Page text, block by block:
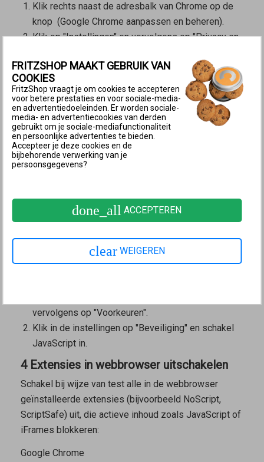
Klik rechts naast de adresbalk van Chrome op de
knop (Google Chrome aanpassen en beheren).
Klik op "Instellingen" en vervolgens op "Privacy en
Klik op "Site-instellingen" en op "JavaScript".
Schakel de optie "Sites kunnen JavaScript
gebruiken" in.
Microsoft Edge
Klik in Edge rechtsboven op de knop
(Instellingen
en meer).
Klik op "Instellingen" en vervolgens op "Cookies en
Apple Safari (iOS)
Open de iOS-instellingen.
Tik op "Safari" en vervolgens helemaal onderaan op
"Geavanceerd".
Schakel JavaScript in.
vervolgens op "Voorkeuren".
Klik in de instellingen op "Beveiliging" en schakel
JavaScript in.
4 Extensies in webbrowser uitschakelen
Schakel bij wijze van test alle in de webbrowser
geïnstalleerde extensies (bijvoorbeeld NoScript,
ScriptSafe) uit, die actieve inhoud zoals JavaScript of
iFrames blokkeren:
Google Chrome
FRITZSHOP MAAKT GEBRUIK VAN
COOKIES
FritzShop vraagt je om cookies te accepteren
voor betere prestaties en voor sociale-media-
en advertentiedoeleinden. Er worden sociale-
media- en advertentiecookies van derden
gebruikt om je sociale-mediafunctionaliteit
en persoonlijke advertenties te bieden.
Accepteer je deze cookies en de
bijbehorende verwerking van je
persoonsgegevens?
done_all ACCEPTEREN
clear WEIGEREN